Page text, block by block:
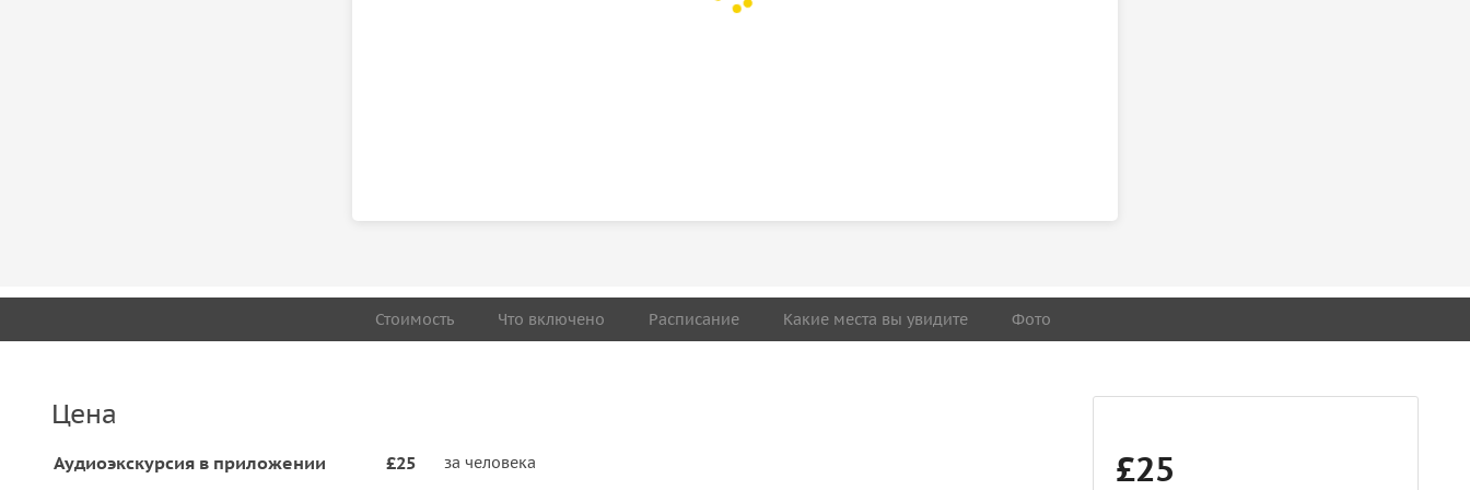
Стоимость Что включено Расписание Какие места вы увидите Фото
Цена
Аудиоэкскурсия в приложении £25 за человека £25